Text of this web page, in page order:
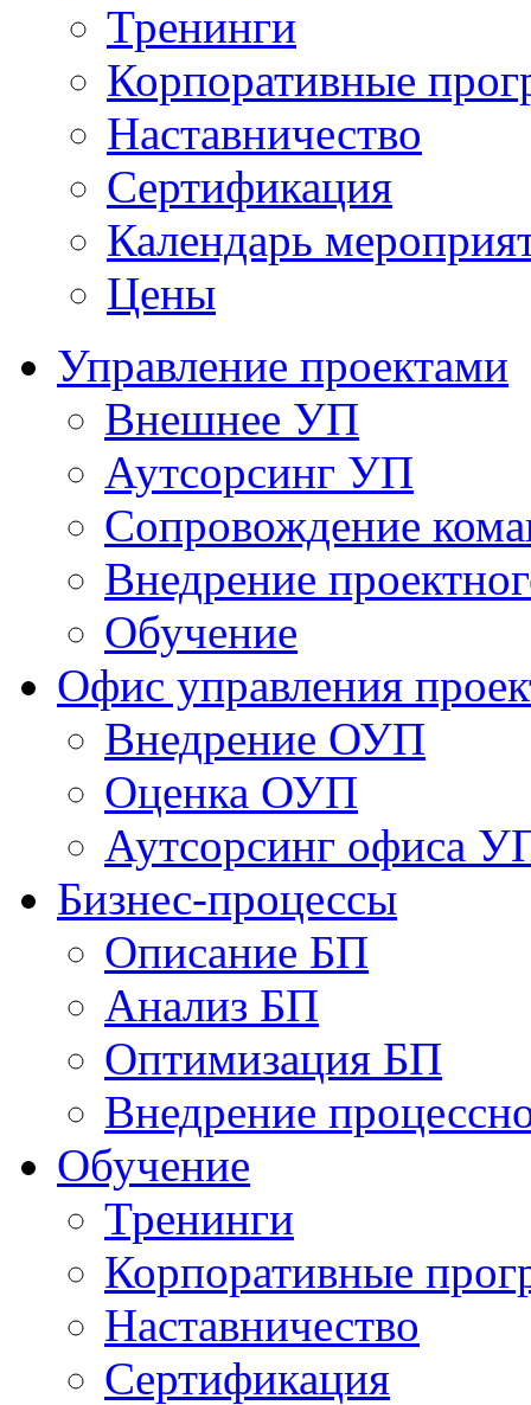
Тренинги
Корпоративные
Наставничество
Сертификация
Календарь
Цены
Управление проектами
Внешнее УП
Аутсорсинг УП
Сопровождение
Внедрение
Обучение
Офис управления
Bнедрение ОУП
Оценка ОУП
Аутсорсинг офиса
Бизнес-процессы
Описание БП
Анализ БП
Оптимизация БП
Внедрение
Обучениe
Тренинги
Корпоративные
Наставничество
Сертификация